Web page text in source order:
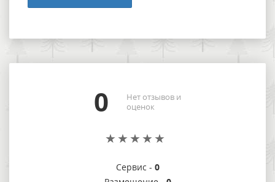
0
Нет отзывов и
оценок
Сервис - 0